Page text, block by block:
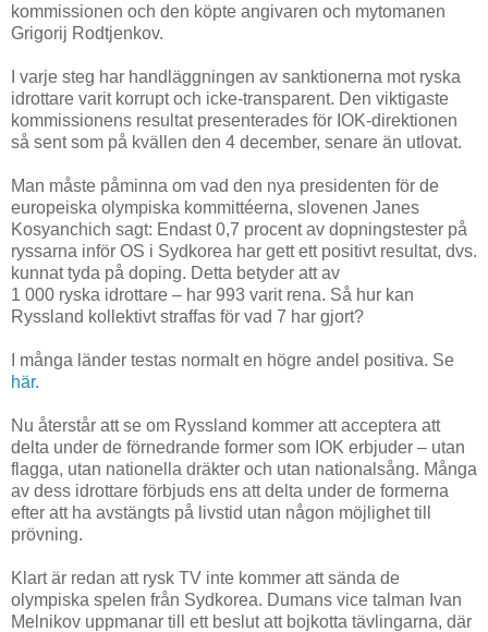
kommissionen och den köpte angivaren och mytomanen
Grigorij Rodtjenkov.
I varje steg har handläggningen av sanktionerna mot ryska
idrottare varit korrupt och icke-transparent. Den viktigaste
kommissionens resultat presenterades för IOK-direktionen
så sent som på kvällen den 4 december, senare än utlovat.
Man måste påminna om vad den nya presidenten för de
europeiska olympiska kommittéerna, slovenen Janes
Kosyanchich sagt: Endast 0,7 procent av dopningstester på
ryssarna inför OS i Sydkorea har gett ett positivt resultat, dvs.
kunnat tyda på doping. Detta betyder att av
1 000 ryska idrottare – har 993 varit rena. Så hur kan
Ryssland kollektivt straffas för vad 7 har gjort?
I många länder testas normalt en högre andel positiva. Se
här.
Nu återstår att se om Ryssland kommer att acceptera att
delta under de förnedrande former som IOK erbjuder – utan
flagga, utan nationella dräkter och utan nationalsång. Många
av dess idrottare förbjuds ens att delta under de formerna
efter att ha avstängts på livstid utan någon möjlighet till
prövning.
Klart är redan att rysk TV inte kommer att sända de
olympiska spelen från Sydkorea. Dumans vice talman Ivan
Melnikov uppmanar till ett beslut att bojkotta tävlingarna, där